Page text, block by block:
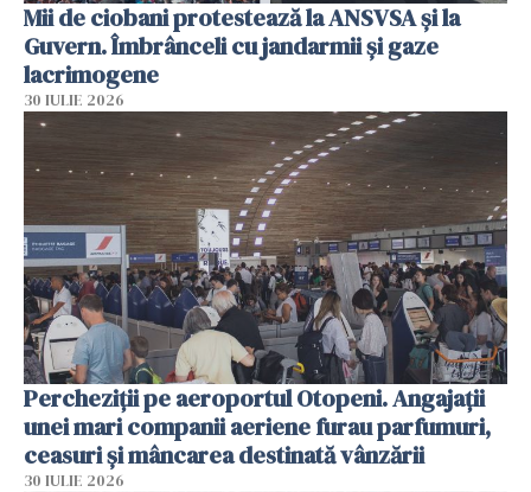
Mii de ciobani protestează la ANSVSA și la
Guvern. Îmbrânceli cu jandarmii și gaze
lacrimogene
30 IULIE 2026
Percheziții pe aeroportul Otopeni. Angajații
unei mari companii aeriene furau parfumuri,
ceasuri și mâncarea destinată vânzării
30 IULIE 2026